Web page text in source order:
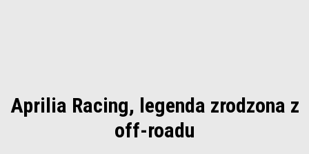
Aprilia Racing, legenda zrodzona z
off-roadu